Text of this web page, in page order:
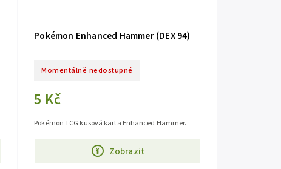
Pokémon Enhanced Hammer (DEX 94)
Momentálně nedostupné
5 Kč
Zobrazit
Pokémon TCG kusová karta Enhanced Hammer.